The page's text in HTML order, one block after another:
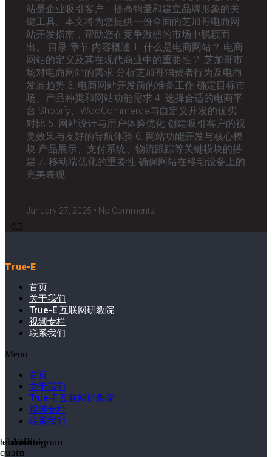
站是企业吸引客户、提高销量和建立品牌形象的关
键工具。本文将为您提供一份全面的芝加哥电商网
站开发指南，帮助您在竞争激烈的市场中脱颖而
出。 目录 章节 内容概述 1. 什么是电商网站？ 电商
网站的定义及其在现代商业中的重要性 2. 芝加哥市
场对电商网站的需求 分析芝加哥消费者行为及电商
发展趋势 3. 电商网站开发前的准备工作 确定目标市
场、产品种类和网站功能需求 4. 选择合适的电商平
台 Shopify、WooCommerce与自定义开发的优劣
对比 5. 网站设计与用户体验优化 创建吸引客户的视
觉效果与友好的导航体验 6. 网站功能开发与核心模
块 产品展示、支付系统、物流跟踪等关键模块的搭
建 7. 移动端优化的重要性 确保网站在移动设备上的
完美表现
January 27, 2025 No Comments
True-E
首页
关于我们
True-E 互联网研教院
视频专栏
联系我们
Menu
首页
关于我们
True-E 互联网研教院
视频专栏
联系我们
in
Youtube
Instagram